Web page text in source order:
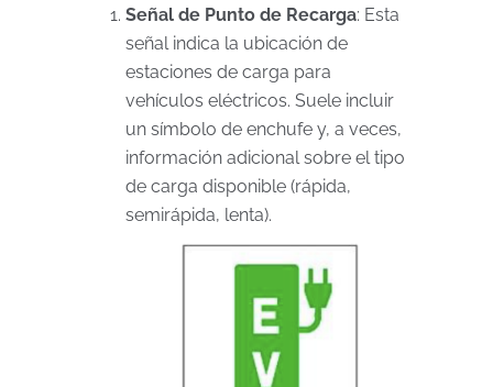
Señal de Punto de Recarga: Esta
señal indica la ubicación de
estaciones de carga para
vehículos eléctricos. Suele incluir
un símbolo de enchufe y, a veces,
información adicional sobre el tipo
de carga disponible (rápida,
semirápida, lenta).